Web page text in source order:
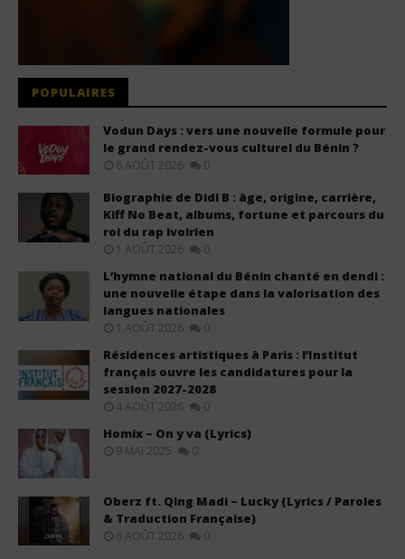
POPULAIRES
Vodun Days : vers une nouvelle formule pour
le grand rendez-vous culturel du Bénin ?
6 AOÛT 2026 0
Biographie de Didi B : âge, origine, carrière,
Kiff No Beat, albums, fortune et parcours du
roi du rap ivoirien
1 AOÛT 2026 0
L’hymne national du Bénin chanté en dendi :
une nouvelle étape dans la valorisation des
langues nationales
1 AOÛT 2026 0
Résidences artistiques à Paris : l’Institut
français ouvre les candidatures pour la
session 2027-2028
4 AOÛT 2026 0
Homix – On y va (Lyrics)
9 MAI 2025 0
Oberz ft. Qing Madi – Lucky (Lyrics / Paroles
& Traduction Française)
6 AOÛT 2026 0